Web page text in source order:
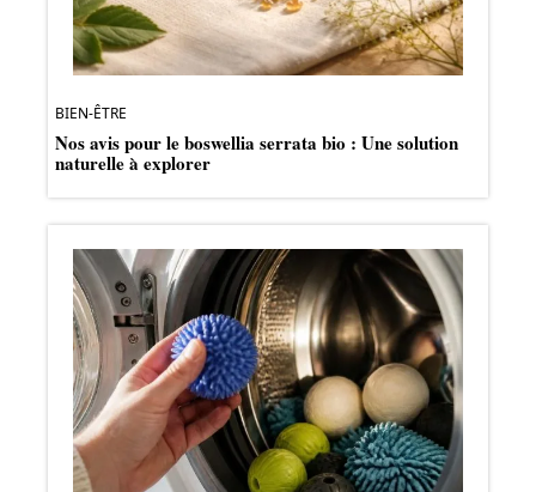
BIEN-ÊTRE
Nos avis pour le boswellia serrata bio : Une solution
naturelle à explorer